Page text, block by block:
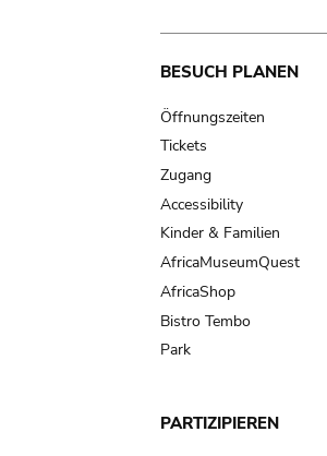
Main
navigation
BESUCH PLANEN
Öffnungszeiten
Tickets
Zugang
Accessibility
Kinder & Familien
AfricaMuseumQuest
AfricaShop
Bistro Tembo
Park
PARTIZIPIEREN